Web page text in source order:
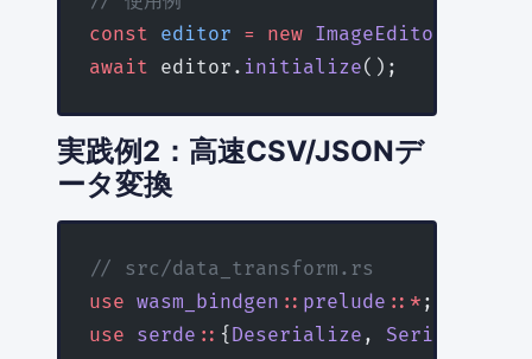
const editor = new ImageEditor
await editor. initialize();
実践例2：高速CSV/JSONデ
ータ変換
// src/data_transform.rs
use wasm_bindgen :: prelude ::* ;
use serde :: { Deserialize , Serialize